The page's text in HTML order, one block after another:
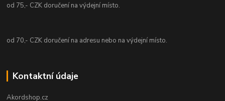
od 75,- CZK doručení na výdejní místo.
od 70,- CZK doručení na adresu nebo na výdejní místo.
Kontaktní údaje
Akordshop.cz